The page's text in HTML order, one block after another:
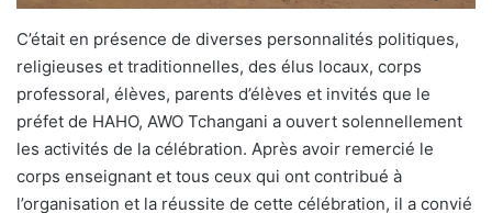
C’était en présence de diverses personnalités politiques,
religieuses et traditionnelles, des élus locaux, corps
professoral, élèves, parents d’élèves et invités que le
préfet de HAHO, AWO Tchangani a ouvert solennellement
les activités de la célébration. Après avoir remercié le
corps enseignant et tous ceux qui ont contribué à
l’organisation et la réussite de cette célébration, il a convié